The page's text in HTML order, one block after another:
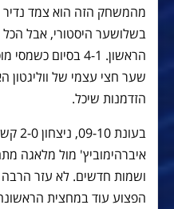
מהמשחק הזה הוא צמד נדיר
בשלושער היסטורי, אבל
הראשון. 4-1 בסיום
שער חצי עצמי של
הזדמנות שיכל.
איברהימוביץ' מול מלאגה
ושמות חדשים. לא עזר הרבה
הפצוע עוד במחצית